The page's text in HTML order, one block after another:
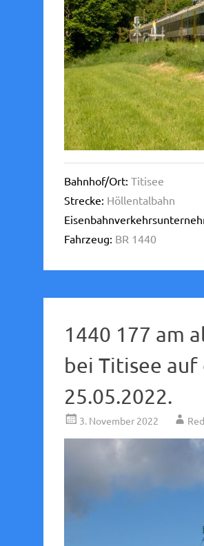
Bahnhof/Ort: Titisee
Strecke: Höllentalbahn
Fahrzeug: BR 1440
1440 177 am
bei Titisee
25.05.2022.
3. November 2022